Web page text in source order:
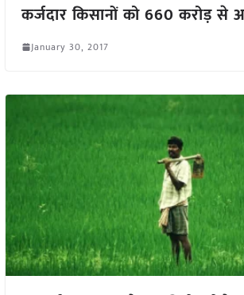
कर्जदार किसानों को 660 करोड़ से
January 30, 2017